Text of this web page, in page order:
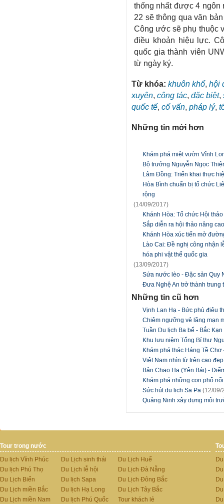
thống nhất được 4
22 sẽ thông qua văn
Công ước sẽ phụ thuộc
điều khoản hiệu lực.
quốc gia thành viên
từ ngày ký.
Từ khóa: khuôn khổ, hội
xuyên, công tác, đặc biệt,
quốc tế, cố vấn, pháp lý,
Những tin mới hơn
Khám phá miệt vườn Vĩnh
Bộ trưởng Nguyễn Ngọc
Lâm Đồng: Triển khai thực
Hòa Bình chuẩn bị tổ chức
rộng
(14/09/2017)
Khánh Hòa: Tổ chức Hội
Sắp diễn ra hội thảo nâng
Khánh Hòa xúc tiến mở
Lào Cai: Đề nghị công nhận
hóa phi vật thể quốc gia
(13/09/2017)
Sứa nước lèo - Đặc sản Quy
Đưa Nghệ An trở thành trung
Những tin cũ hơn
Vịnh Lan Hạ - Bức phù điêu
Chiêm ngưỡng vẻ lãng mạn
Tuần Du lịch Ba bể - Bắc
Khu lưu niệm Tổng Bí thư
Khám phá thác Háng Tề
Việt Nam nhìn từ trên cao
Bản Chao Hạ (Yên Bái) -
Khám phá những con phố
Sức hút du lịch Sa Pa (12/09/
Quảng Ninh xây dựng môi
Tour trong nước
Du lịch Vĩnh Phúc
Du lịch Phú Thọ
Du Lịch Biển
Du Lịch miền Bắc
Du Lịch miền Nam
Du Lịch sinh thái
Du Lịch lễ hội
Du lịch Sapa
Du lịch Hạ Long
Du lịch Phú Quốc
Du Lịch Huế
Du Lịch Đà Nẵng
Du Lịch Đông Bắc
Du Lịch Tây Bắc
Tour khách lẻ